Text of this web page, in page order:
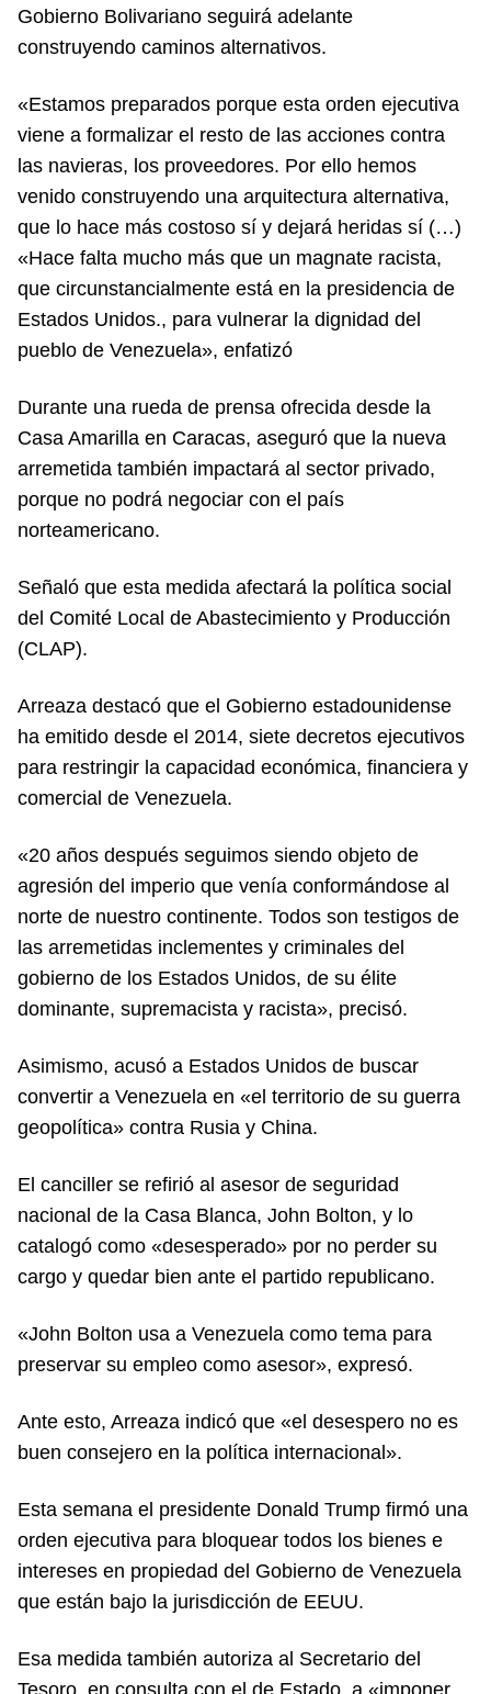
Gobierno Bolivariano seguirá adelante
construyendo caminos alternativos.
«Estamos preparados porque esta orden ejecutiva
viene a formalizar el resto de las acciones contra
las navieras, los proveedores. Por ello hemos
venido construyendo una arquitectura alternativa,
que lo hace más costoso sí y dejará heridas sí (…)
«Hace falta mucho más que un magnate racista,
que circunstancialmente está en la presidencia de
Estados Unidos., para vulnerar la dignidad del
pueblo de Venezuela», enfatizó
Durante una rueda de prensa ofrecida desde la
Casa Amarilla en Caracas, aseguró que la nueva
arremetida también impactará al sector privado,
porque no podrá negociar con el país
norteamericano.
Señaló que esta medida afectará la política social
del Comité Local de Abastecimiento y Producción
(CLAP).
Arreaza destacó que el Gobierno estadounidense
ha emitido desde el 2014, siete decretos ejecutivos
para restringir la capacidad económica, financiera y
comercial de Venezuela.
«20 años después seguimos siendo objeto de
agresión del imperio que venía conformándose al
norte de nuestro continente. Todos son testigos de
las arremetidas inclementes y criminales del
gobierno de los Estados Unidos, de su élite
dominante, supremacista y racista», precisó.
Asimismo, acusó a Estados Unidos de buscar
convertir a Venezuela en «el territorio de su guerra
geopolítica» contra Rusia y China.
El canciller se refirió al asesor de seguridad
nacional de la Casa Blanca, John Bolton, y lo
catalogó como «desesperado» por no perder su
cargo y quedar bien ante el partido republicano.
«John Bolton usa a Venezuela como tema para
preservar su empleo como asesor», expresó.
Ante esto, Arreaza indicó que «el desespero no es
buen consejero en la política internacional».
Esta semana el presidente Donald Trump firmó una
orden ejecutiva para bloquear todos los bienes e
intereses en propiedad del Gobierno de Venezuela
que están bajo la jurisdicción de EEUU.
Esa medida también autoriza al Secretario del
Tesoro, en consulta con el de Estado, a «imponer